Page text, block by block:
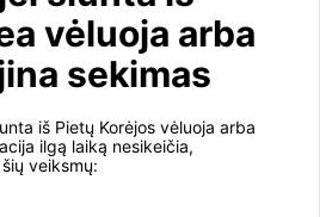
vėluoja arba
sekimas
iš Pietų Korėjos vėluoja arba
ilgą laiką nesikeičia,
veiksmų: